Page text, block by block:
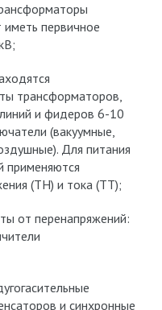
первичное
трансформаторов,
и фидеров 6-10
(вакуумные,
Для питания
применяются
(ТН) и тока (ТТ);
от перенапряжений:
и синхронные